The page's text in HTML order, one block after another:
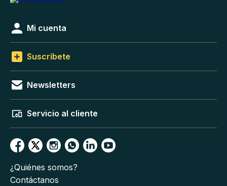
Mi cuenta
Suscríbete
Newsletters
Servicio al cliente
¿Quiénes somos?
Contáctanos